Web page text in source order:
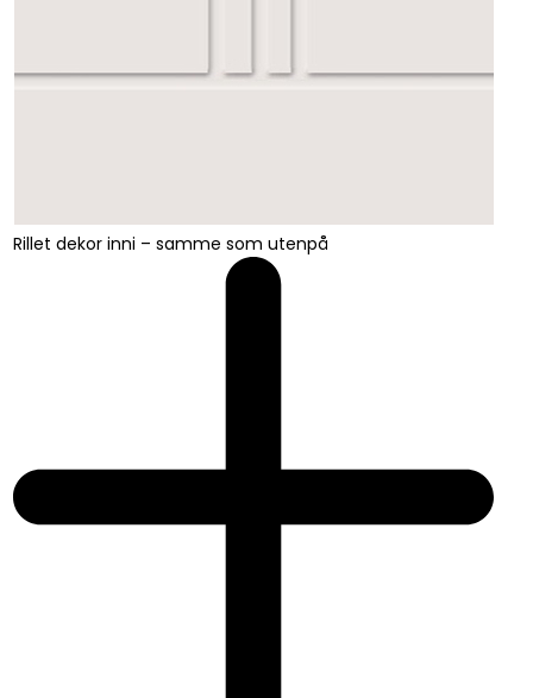
Rillet dekor inni – samme som utenpå